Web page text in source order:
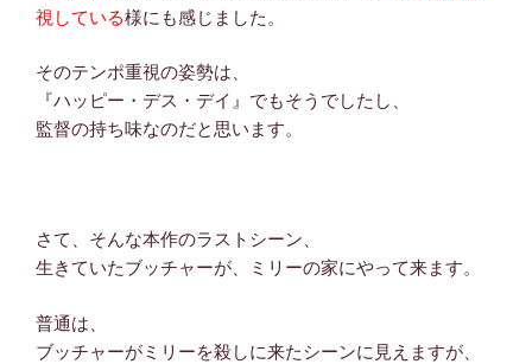
視している様にも感じました。
そのテンポ重視の姿勢は、
『ハッピー・デス・デイ』でもそうでしたし、
監督の持ち味なのだと思います。
さて、そんな本作のラストシーン、
生きていたブッチャーが、ミリーの家にやって来ます。
普通は、
ブッチャーがミリーを殺しに来たシーンに見えますが、